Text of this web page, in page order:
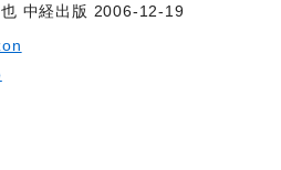
中経出版 2006-12-19